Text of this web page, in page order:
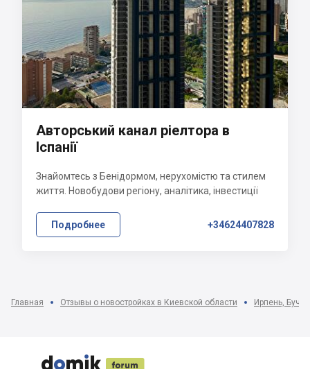
Авторський канал ріелтора в
Іспанії
Знайомтесь з Бенідормом, нерухомістю та стилем
життя. Новобудови регіону, аналітика, інвестиції
Подробнее +34624407828
Главная Отзывы о новостройках в Киевской области Ирпень, Буча,


 
